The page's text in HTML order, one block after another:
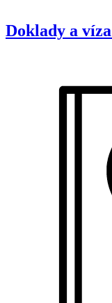
Doklady a víza